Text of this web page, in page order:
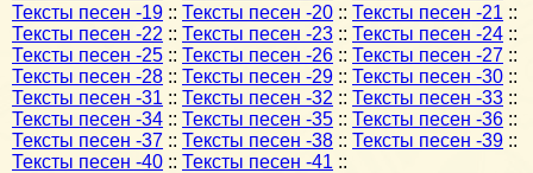
Тексты песен -19 :: Тексты песен -20 :: Тексты песен -21 ::
Тексты песен -22 :: Тексты песен -23 :: Тексты песен -24 ::
Тексты песен -25 :: Тексты песен -26 :: Тексты песен -27 ::
Тексты песен -28 :: Тексты песен -29 :: Тексты песен -30 ::
Тексты песен -31 :: Тексты песен -32 :: Тексты песен -33 ::
Тексты песен -34 :: Тексты песен -35 :: Тексты песен -36 ::
Тексты песен -37 :: Тексты песен -38 :: Тексты песен -39 ::
Тексты песен -40 :: Тексты песен -41 ::